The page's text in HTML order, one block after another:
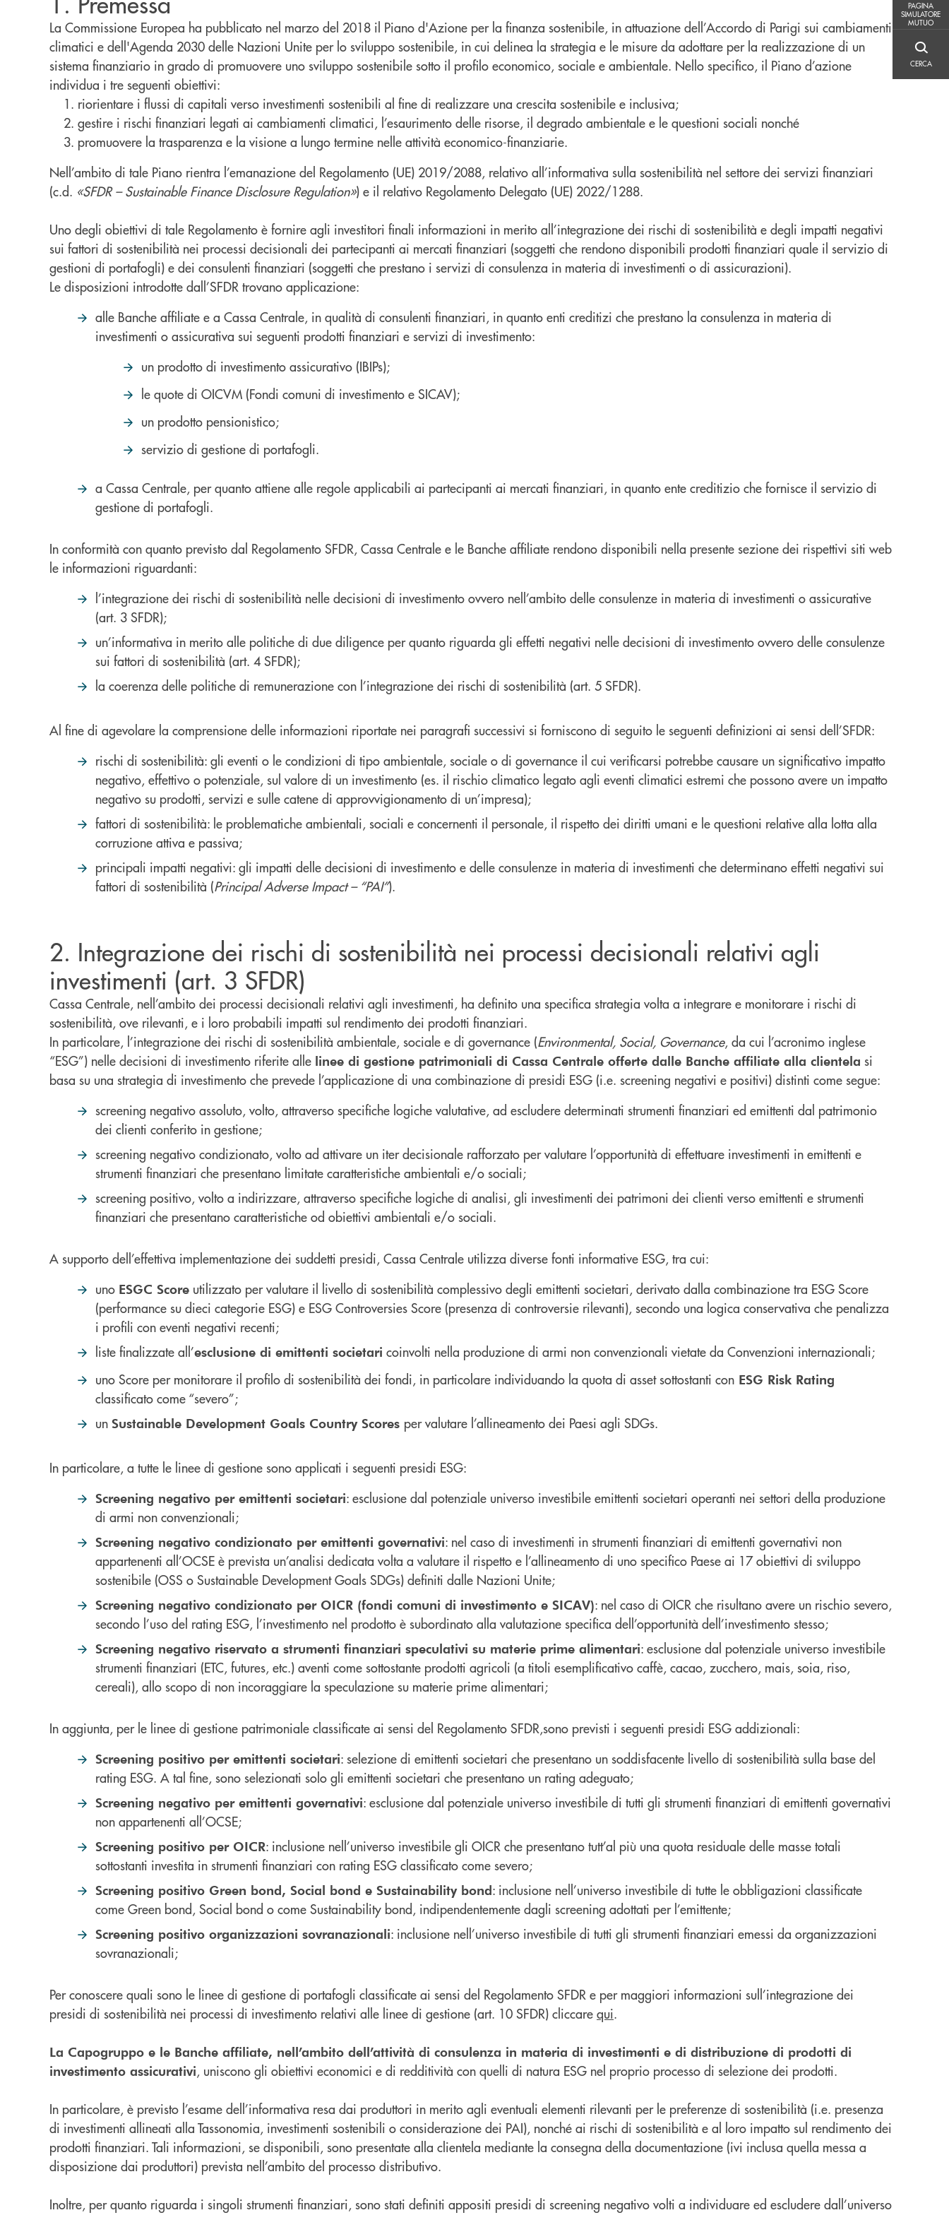
PAGINA
SIMULATORE
MUTUO
CERCA
CERCA
La Commissione Europea ha pubblicato nel marzo del 2018 il Piano d'Azione per la finanza sostenibile, in attuazione dell’Accordo di Parigi sui cambiamenti
climatici e dell'Agenda 2030 delle Nazioni Unite per lo sviluppo sostenibile, in cui delinea la strategia e le misure da adottare per la realizzazione di un
sistema finanziario in grado di promuovere uno sviluppo sostenibile sotto il profilo economico, sociale e ambientale. Nello specifico, il Piano d’azione
individua i tre seguenti obiettivi:
riorientare i flussi di capitali verso investimenti sostenibili al fine di realizzare una crescita sostenibile e inclusiva;
gestire i rischi finanziari legati ai cambiamenti climatici, l’esaurimento delle risorse, il degrado ambientale e le questioni sociali nonché
promuovere la trasparenza e la visione a lungo termine nelle attività economico-finanziarie.
Nell’ambito di tale Piano rientra l’emanazione del Regolamento (UE) 2019/2088, relativo all’informativa sulla sostenibilità nel settore dei servizi finanziari
(c.d. «SFDR – Sustainable Finance Disclosure Regulation») e il relativo Regolamento Delegato (UE) 2022/1288.
Uno degli obiettivi di tale Regolamento è fornire agli investitori finali informazioni in merito all’integrazione dei rischi di sostenibilità e degli impatti negativi
sui fattori di sostenibilità nei processi decisionali dei partecipanti ai mercati finanziari (soggetti che rendono disponibili prodotti finanziari quale il servizio di
gestioni di portafogli) e dei consulenti finanziari (soggetti che prestano i servizi di consulenza in materia di investimenti o di assicurazioni).
Le disposizioni introdotte dall’SFDR trovano applicazione:
alle Banche affiliate e a Cassa Centrale, in qualità di consulenti finanziari, in quanto enti creditizi che prestano la consulenza in materia di
investimenti o assicurativa sui seguenti prodotti finanziari e servizi di investimento:
un prodotto di investimento assicurativo (IBIPs);
le quote di OICVM (Fondi comuni di investimento e SICAV);
un prodotto pensionistico;
servizio di gestione di portafogli.
a Cassa Centrale, per quanto attiene alle regole applicabili ai partecipanti ai mercati finanziari, in quanto ente creditizio che fornisce il servizio di
gestione di portafogli.
In conformità con quanto previsto dal Regolamento SFDR, Cassa Centrale e le Banche affiliate rendono disponibili nella presente sezione dei rispettivi siti web
le informazioni riguardanti:
l’integrazione dei rischi di sostenibilità nelle decisioni di investimento ovvero nell’ambito delle consulenze in materia di investimenti o assicurative
(art. 3 SFDR);
un’informativa in merito alle politiche di due diligence per quanto riguarda gli effetti negativi nelle decisioni di investimento ovvero delle consulenze
sui fattori di sostenibilità (art. 4 SFDR);
la coerenza delle politiche di remunerazione con l’integrazione dei rischi di sostenibilità (art. 5 SFDR).
Al fine di agevolare la comprensione delle informazioni riportate nei paragrafi successivi si forniscono di seguito le seguenti definizioni ai sensi dell’SFDR:
rischi di sostenibilità: gli eventi o le condizioni di tipo ambientale, sociale o di governance il cui verificarsi potrebbe causare un significativo impatto
negativo, effettivo o potenziale, sul valore di un investimento (es. il rischio climatico legato agli eventi climatici estremi che possono avere un impatto
negativo su prodotti, servizi e sulle catene di approvvigionamento di un’impresa);
fattori di sostenibilità: le problematiche ambientali, sociali e concernenti il personale, il rispetto dei diritti umani e le questioni relative alla lotta alla
corruzione attiva e passiva;
principali impatti negativi: gli impatti delle decisioni di investimento e delle consulenze in materia di investimenti che determinano effetti negativi sui
fattori di sostenibilità (Principal Adverse Impact – “PAI”).
2. Integrazione dei rischi di sostenibilità nei processi decisionali relativi agli
investimenti (art. 3 SFDR)
Cassa Centrale, nell’ambito dei processi decisionali relativi agli investimenti, ha definito una specifica strategia volta a integrare e monitorare i rischi di
sostenibilità, ove rilevanti, e i loro probabili impatti sul rendimento dei prodotti finanziari.
In particolare, l’integrazione dei rischi di sostenibilità ambientale, sociale e di governance (Environmental, Social, Governance, da cui l’acronimo inglese
“ESG”) nelle decisioni di investimento riferite alle linee di gestione patrimoniali di Cassa Centrale offerte dalle Banche affiliate alla clientela si
basa su una strategia di investimento che prevede l’applicazione di una combinazione di presidi ESG (i.e. screening negativi e positivi) distinti come segue:
screening negativo assoluto, volto, attraverso specifiche logiche valutative, ad escludere determinati strumenti finanziari ed emittenti dal patrimonio
dei clienti conferito in gestione;
screening negativo condizionato, volto ad attivare un iter decisionale rafforzato per valutare l’opportunità di effettuare investimenti in emittenti e
strumenti finanziari che presentano limitate caratteristiche ambientali e/o sociali;
screening positivo, volto a indirizzare, attraverso specifiche logiche di analisi, gli investimenti dei patrimoni dei clienti verso emittenti e strumenti
finanziari che presentano caratteristiche od obiettivi ambientali e/o sociali.
A supporto dell’effettiva implementazione dei suddetti presidi, Cassa Centrale utilizza diverse fonti informative ESG, tra cui:
uno ESGC Score utilizzato per valutare il livello di sostenibilità complessivo degli emittenti societari, derivato dalla combinazione tra ESG Score
(performance su dieci categorie ESG) e ESG Controversies Score (presenza di controversie rilevanti), secondo una logica conservativa che penalizza
i profili con eventi negativi recenti;
liste finalizzate all’esclusione di emittenti societari coinvolti nella produzione di armi non convenzionali vietate da Convenzioni internazionali;
uno Score per monitorare il profilo di sostenibilità dei fondi, in particolare individuando la quota di asset sottostanti con ESG Risk Rating
classificato come “severo”;
un Sustainable Development Goals Country Scores per valutare l’allineamento dei Paesi agli SDGs.
In particolare, a tutte le linee di gestione sono applicati i seguenti presidi ESG:
Screening negativo per emittenti societari: esclusione dal potenziale universo investibile emittenti societari operanti nei settori della produzione
di armi non convenzionali;
Screening negativo condizionato per emittenti governativi: nel caso di investimenti in strumenti finanziari di emittenti governativi non
appartenenti all’OCSE è prevista un’analisi dedicata volta a valutare il rispetto e l’allineamento di uno specifico Paese ai 17 obiettivi di sviluppo
sostenibile (OSS o Sustainable Development Goals SDGs) definiti dalle Nazioni Unite;
Screening negativo condizionato per OICR (fondi comuni di investimento e SICAV): nel caso di OICR che risultano avere un rischio severo,
secondo l’uso del rating ESG, l’investimento nel prodotto è subordinato alla valutazione specifica dell’opportunità dell’investimento stesso;
Screening negativo riservato a strumenti finanziari speculativi su materie prime alimentari: esclusione dal potenziale universo investibile
strumenti finanziari (ETC, futures, etc.) aventi come sottostante prodotti agricoli (a titoli esemplificativo caffè, cacao, zucchero, mais, soia, riso,
cereali), allo scopo di non incoraggiare la speculazione su materie prime alimentari;
In aggiunta, per le linee di gestione patrimoniale classificate ai sensi del Regolamento SFDR,sono previsti i seguenti presidi ESG addizionali:
Screening positivo per emittenti societari: selezione di emittenti societari che presentano un soddisfacente livello di sostenibilità sulla base del
rating ESG. A tal fine, sono selezionati solo gli emittenti societari che presentano un rating adeguato;
Screening negativo per emittenti governativi: esclusione dal potenziale universo investibile di tutti gli strumenti finanziari di emittenti governativi
non appartenenti all’OCSE;
Screening positivo per OICR: inclusione nell’universo investibile gli OICR che presentano tutt’al più una quota residuale delle masse totali
sottostanti investita in strumenti finanziari con rating ESG classificato come severo;
Screening positivo Green bond, Social bond e Sustainability bond: inclusione nell’universo investibile di tutte le obbligazioni classificate
come Green bond, Social bond o come Sustainability bond, indipendentemente dagli screening adottati per l’emittente;
Screening positivo organizzazioni sovranazionali: inclusione nell’universo investibile di tutti gli strumenti finanziari emessi da organizzazioni
sovranazionali;
Per conoscere quali sono le linee di gestione di portafogli classificate ai sensi del Regolamento SFDR e per maggiori informazioni sull’integrazione dei
presidi di sostenibilità nei processi di investimento relativi alle linee di gestione (art. 10 SFDR) cliccare qui.
La Capogruppo e le Banche affiliate, nell’ambito dell’attività di consulenza in materia di investimenti e di distribuzione di prodotti di
investimento assicurativi, uniscono gli obiettivi economici e di redditività con quelli di natura ESG nel proprio processo di selezione dei prodotti.
In particolare, è previsto l’esame dell’informativa resa dai produttori in merito agli eventuali elementi rilevanti per le preferenze di sostenibilità (i.e. presenza
di investimenti allineati alla Tassonomia, investimenti sostenibili o considerazione dei PAI), nonché ai rischi di sostenibilità e al loro impatto sul rendimento dei
prodotti finanziari. Tali informazioni, se disponibili, sono presentate alla clientela mediante la consegna della documentazione (ivi inclusa quella messa a
disposizione dai produttori) prevista nell’ambito del processo distributivo.
Inoltre, per quanto riguarda i singoli strumenti finanziari, sono stati definiti appositi presidi di screening negativo volti a individuare ed escludere dall’universo